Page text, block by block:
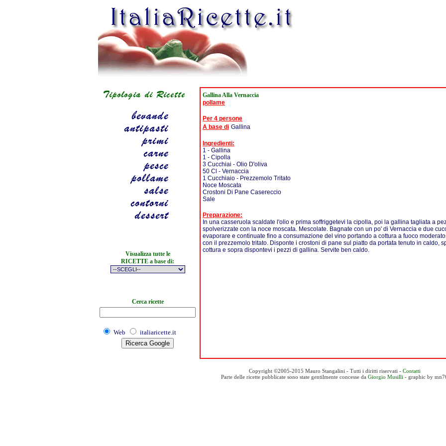
Visualizza tutte le
RICETTE a base di:
Cerca ricette
Web italiaricette.it
Gallina Alla Vernaccia
pollame
Per 4 persone
A base di Gallina
Ingredienti:
1 - Gallina
1 - Cipolla
3 Cucchiai - Olio D'oliva
50 Cl - Vernaccia
1 Cucchiaio - Prezzemolo Tritato
Noce Moscata
Crostoni Di Pane Casereccio
Sale
Preparazione:
In una casseruola scaldate l'olio e prima soffriggetevi la cipolla, poi la gallina tagliata a
spolverizzate con la noce moscata. Mescolate. Bagnate con un po' di Vernaccia e due
evaporare e continuate fino a consumazione del vino portando a cottura a fuoco
con il prezzemolo tritato. Disponte i crostoni di pane sul piatto da portata tenuto in caldo,
cottura e sopra dispontevi i pezzi di gallina. Servite ben caldo.
Copyright ©2005-2015 Mauro Stangalini - Tutti i diritti riservati - Contatti
Parte delle ricette pubblicate sono state gentilmente concesse da Giorgio Musilli - graphic by